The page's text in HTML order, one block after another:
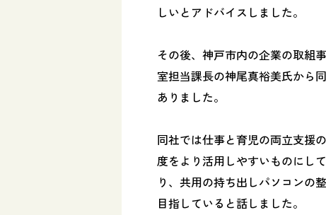
しいとアドバイスしました。
その後、神戸市内の企業の取組
室担当課長の神尾真裕美氏から
ありました。
同社では仕事と育児の両立支援
度をより活用しやすいものにし
り、共用の持ち出しパソコンの
目指していると話しました。